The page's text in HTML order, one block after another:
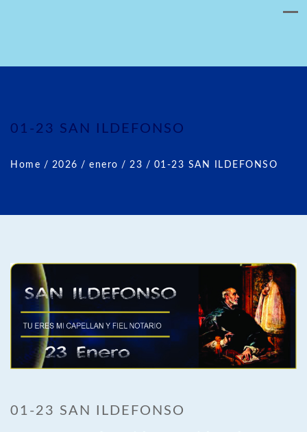
01-23 SAN ILDEFONSO
Home / 2026 / enero / 23 / 01-23 SAN ILDEFONSO
01-23 SAN ILDEFONSO